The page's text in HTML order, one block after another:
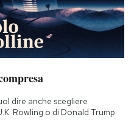
dire anche scegliere
Rowling o di Donald Trump